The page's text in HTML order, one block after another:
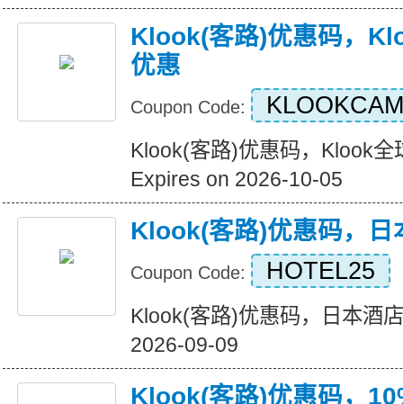
Klook(客路)优惠码，
优惠
Coupon Code:
Klook(客路)优惠码，Klook全
Expires on 2026-10-05
Klook(客路)优惠码，日
Coupon Code: HOTEL25
Klook(客路)优惠码，日本酒
2026-09-09
Klook(客路)优惠码，